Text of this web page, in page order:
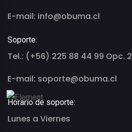
E-mail: info@obuma.cl
Soporte:
Tel.: (+56) 225 88 44 99 Opc. 2
E-mail: soporte@obuma.cl
Horario de soporte:
Lunes a Viernes